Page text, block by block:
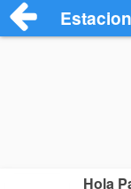
Hola